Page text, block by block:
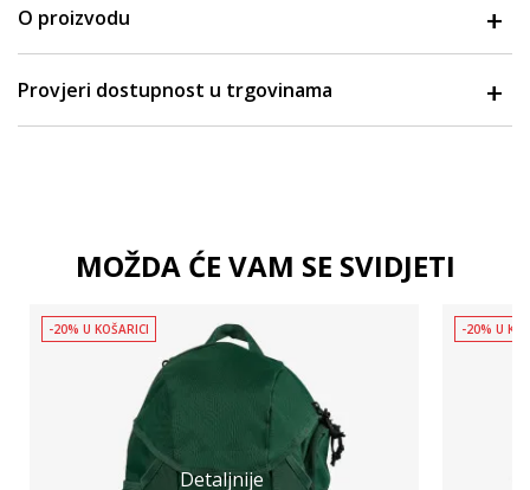
O proizvodu
Provjeri dostupnost u trgovinama
MOŽDA ĆE VAM SE SVIDJETI
Detaljnije
-20% U KOŠARICI -20% U